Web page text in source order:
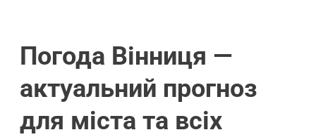
Погода Вінниця —
актуальний прогноз
для міста та всіх